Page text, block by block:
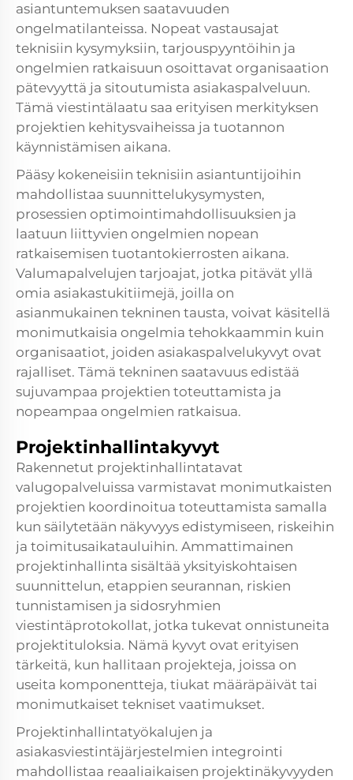
asiantuntemuksen saatavuuden
ongelmatilanteissa. Nopeat vastausajat
teknisiin kysymyksiin, tarjouspyyntöihin ja
ongelmien ratkaisuun osoittavat organisaation
pätevyyttä ja sitoutumista asiakaspalveluun.
Tämä viestintälaatu saa erityisen merkityksen
projektien kehitysvaiheissa ja tuotannon
käynnistämisen aikana.
Pääsy kokeneisiin teknisiin asiantuntijoihin
mahdollistaa suunnittelukysymysten,
prosessien optimointimahdollisuuksien ja
laatuun liittyvien ongelmien nopean
ratkaisemisen tuotantokierrosten aikana.
Valumapalvelujen tarjoajat, jotka pitävät yllä
omia asiakastukitiimejä, joilla on
asianmukainen tekninen tausta, voivat käsitellä
monimutkaisia ongelmia tehokkaammin kuin
organisaatiot, joiden asiakaspalvelukyvyt ovat
rajalliset. Tämä tekninen saatavuus edistää
sujuvampaa projektien toteuttamista ja
nopeampaa ongelmien ratkaisua.
Projektinhallintakyvyt
Rakennetut projektinhallintatavat
valugopalveluissa varmistavat monimutkaisten
projektien koordinoitua toteuttamista samalla
kun säilytetään näkyvyys edistymiseen, riskeihin
ja toimitusaikatauluihin. Ammattimainen
projektinhallinta sisältää yksityiskohtaisen
suunnittelun, etappien seurannan, riskien
tunnistamisen ja sidosryhmien
viestintäprotokollat, jotka tukevat onnistuneita
projektituloksia. Nämä kyvyt ovat erityisen
tärkeitä, kun hallitaan projekteja, joissa on
useita komponentteja, tiukat määräpäivät tai
monimutkaiset tekniset vaatimukset.
Projektinhallintatyökalujen ja
asiakasviestintäjärjestelmien integrointi
mahdollistaa reaaliaikaisen projektinäkyvyyden